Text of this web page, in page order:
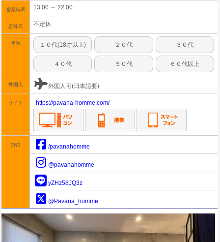
営業時間 13:00 ～ 22:00
定休日 不定休
年齢 １０代(18才以上) ２０代 ３０代
４０代 ５０代 ６０代以上
外国人 外国人可(日本語要)
サイト https://pavana-homme.com/
SNS /pavanahomme
@pavanahomme
yZHz58JQ3z
@Pavana_homme